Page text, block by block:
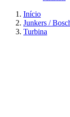
Início
Junkers /
Turbina